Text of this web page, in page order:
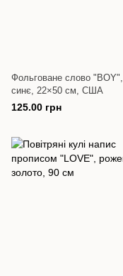
Фольговане слово "BOY",
синє, 22×50 см, США
125.00 грн